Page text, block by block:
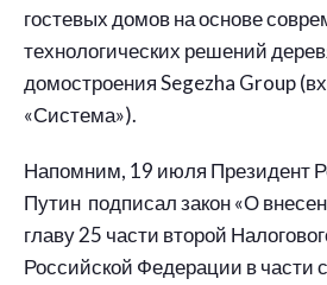
гостевых домов на основе
технологических решений
домостроения Segezha Group
«Система»).
Напомним, 19 июля Президент
Путин подписал закон «О
главу 25 части второй
Российской Федерации в части